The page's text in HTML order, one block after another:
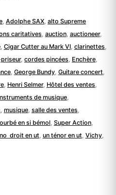
,Adolphe SAX ,alto Supreme
caritatives auction, auctioneer,
, Cigar Cutter au Mark VI, clarinettes
, cordes pincées Enchère,
, George Bundy, Guitare concert
, Henri Selmer, Hôtel des ventes
de musique,
musique, salle des ventes
en si bémol, Super Action,
droit en ut un ténor en ut Vichy,